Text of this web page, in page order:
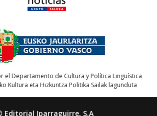
el Departamento de Cultura y Política Lingüística
Kultura eta Hizkuntza Politika Sailak lagunduta
Editorial Iparraguirre, S.A